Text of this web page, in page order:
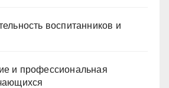
воспитанников и
и профессиональная